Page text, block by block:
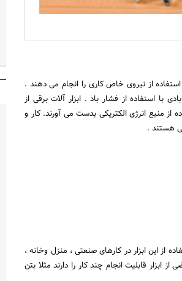
جستجو
از نیروی خاص کاری را انجام می دهند .
با استفاده از فشار باد . ابزار آلات برقی از
از منبع انرژی الکتریکی بدست می آورند. کار و
هستند .
از این ابزار در کارهای صنعتی ، منزل وخانه ،
ابزار قابلیت انجام چند کار را دارند مثلا بتن